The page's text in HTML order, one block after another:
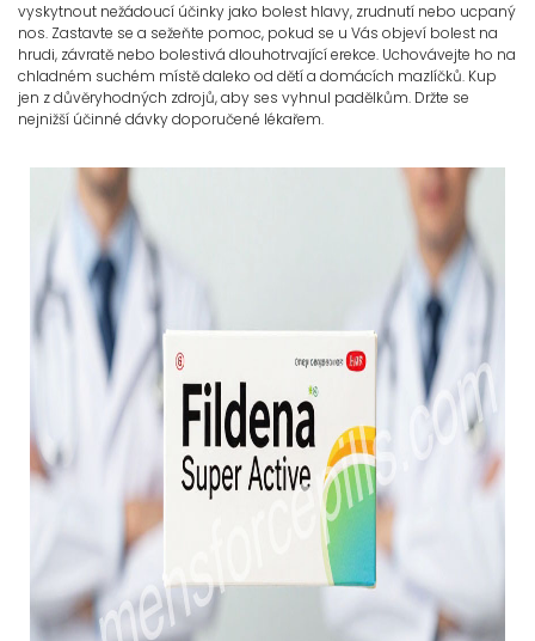
vyskytnout nežádoucí účinky jako bolest hlavy, zrudnutí nebo ucpaný
nos. Zastavte se a sežeňte pomoc, pokud se u Vás objeví bolest na
hrudi, závratě nebo bolestivá dlouhotrvající erekce. Uchovávejte ho na
chladném suchém místě daleko od dětí a domácích mazlíčků. Kup
jen z důvěryhodných zdrojů, aby ses vyhnul padělkům. Držte se
nejnižší účinné dávky doporučené lékařem.